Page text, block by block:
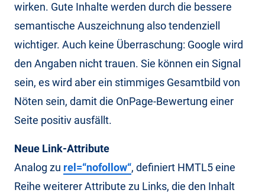
wirken. Gute Inhalte werden durch die bessere
semantische Auszeichnung also tendenziell
wichtiger. Auch keine Überraschung: Google wird
den Angaben nicht trauen. Sie können ein Signal
sein, es wird aber ein stimmiges Gesamtbild von
Nöten sein, damit die OnPage-Bewertung einer
Seite positiv ausfällt.
Neue Link-Attribute
Analog zu rel=“nofollow“, definiert HMTL5 eine
Reihe weiterer Attribute zu Links, die den Inhalt